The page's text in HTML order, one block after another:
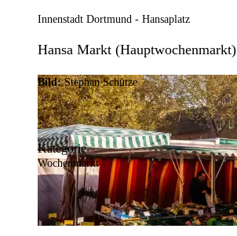
Innenstadt Dortmund - Hansaplatz
Hansa Markt (Hauptwochenmarkt)
Bild:Stephan Schütze
Kategorie
Wochenmarkt